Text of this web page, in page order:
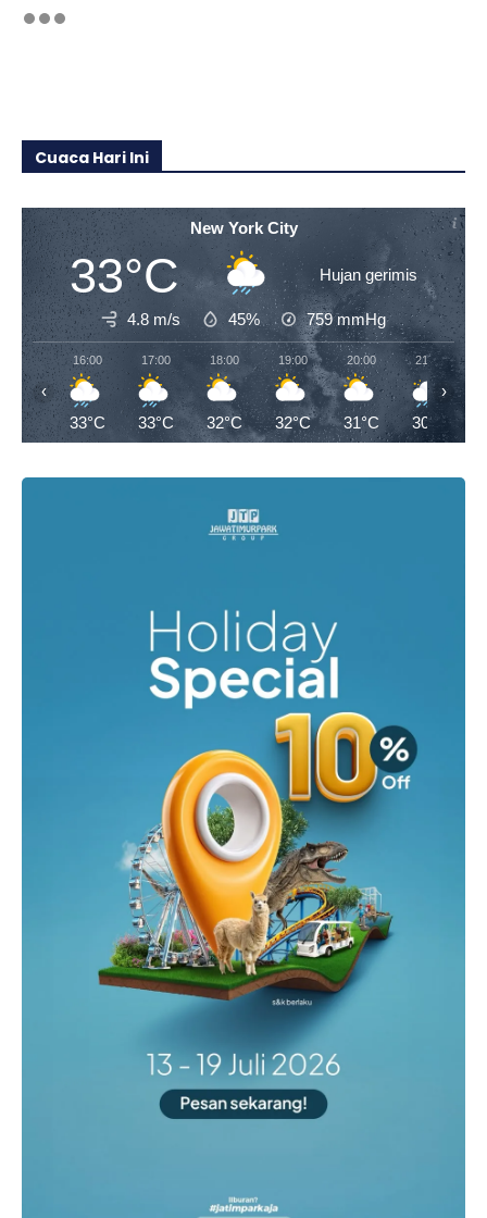
Cuaca Hari Ini
New York City
33°C Hujan gerimis
4.8 m/s 45% 759mmHg
16:00
33°C
17:00
33°C
18:00
32°C
19:00
32°C
20:00
31°C
21:00
30°C
‹ ›